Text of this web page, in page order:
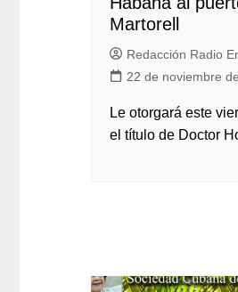
Martorell
Redacción Radio
22 de noviembre
Le otorgará este
el título de Doctor